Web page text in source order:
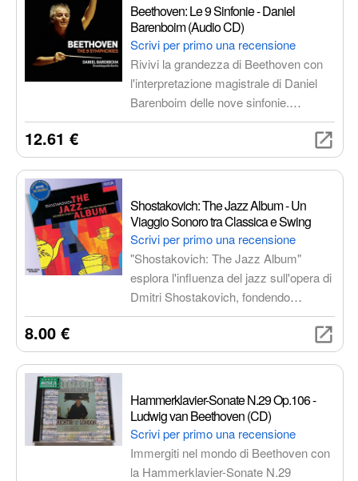
Beethoven: Le 9 Sinfonie - Daniel
Barenboim (Audio CD)
Scrivi per primo una recensione
Rivivi la grandezza di Beethoven con
l'interpretazione magistrale di Daniel
Barenboim delle nove sinfonie.
Un'esperienza d'ascolto
perfetta per gli amanti della musica
12.61 €
Shostakovich: The Jazz Album - Un
Viaggio Sonoro tra Classica e Swing
Scrivi per primo una recensione
"Shostakovich: The Jazz Album"
esplora l'influenza del jazz sull'opera di
Dmitri Shostakovich, fondendo
elementi classici con ritmi e melodie
musicale unica, con brani che
composizioni più riflessive.
Un'aggiunta preziosa per ogni
collezione musicale.
8.00 €
Hammerklavier-Sonate N.29 Op.106 -
Ludwig van Beethoven (CD)
Scrivi per primo una recensione
Immergiti nel mondo di Beethoven con
la Hammerklavier-Sonate N.29